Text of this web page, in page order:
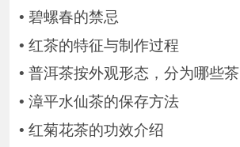
• 碧螺春的禁忌
• 红茶的特征与制作过程
• 普洱茶按外观形态，分为哪些茶
• 漳平水仙茶的保存方法
• 红菊花茶的功效介绍